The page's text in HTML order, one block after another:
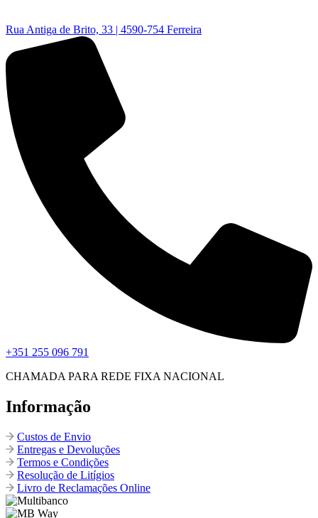
Rua Antiga de Brito, 33 | 4590-754 Ferreira
+351 255 096 791
CHAMADA PARA REDE FIXA NACIONAL
Informação
Custos de Envio
Entregas e Devoluções
Termos e Condições
Resolução de Litígios
Livro de Reclamações Online